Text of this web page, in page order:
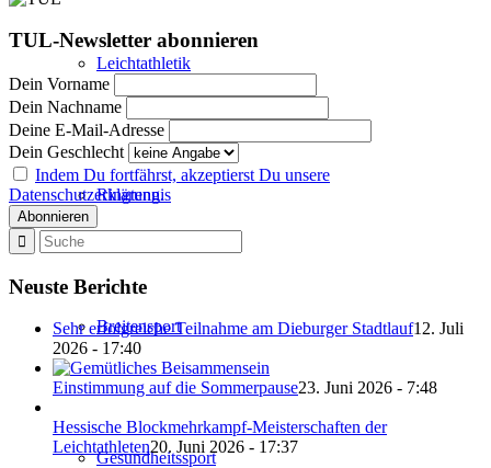
Leichtathletik
Ringtennis
Breitensport
Gesundheitssport
TUL-Newsletter abonnieren
Dein Vorname
Dein Nachname
Deine E-Mail-Adresse
Dein Geschlecht
Indem Du fortfährst, akzeptierst Du unsere
Datenschutzerklärung.
Neuste Berichte
Sehr erfolgreiche Teilnahme am Dieburger Stadtlauf12. Juli
2026 - 17:40
Einstimmung auf die Sommerpause23. Juni 2026 - 7:48
Hessische Blockmehrkampf-Meisterschaften der
Leichtathleten20. Juni 2026 - 17:37